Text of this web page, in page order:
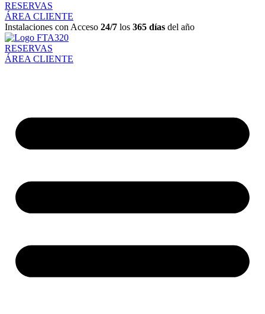
RESERVAS
ÁREA CLIENTE
Instalaciones con Acceso 24/7 los 365 días del año
RESERVAS
ÁREA CLIENTE